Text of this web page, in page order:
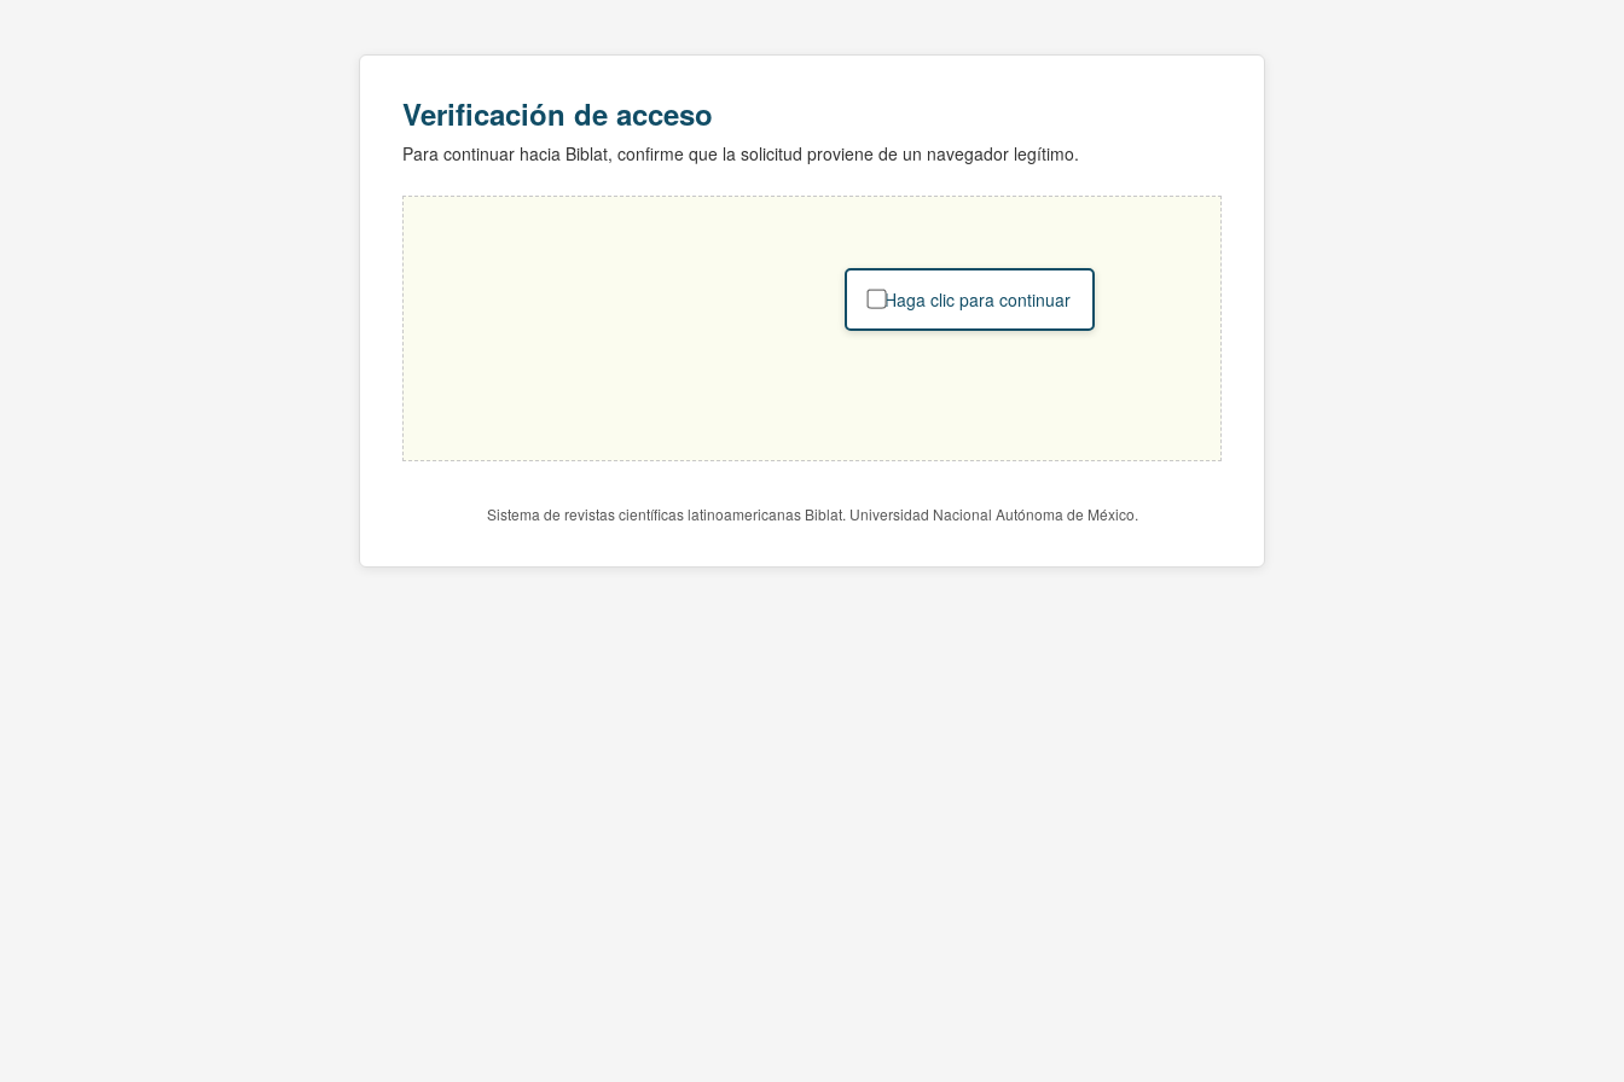
Verificación de acceso
Para continuar hacia Biblat, confirme que la solicitud proviene de un navegador legítimo.
Haga clic para continuar
Sistema de revistas científicas latinoamericanas Biblat. Universidad Nacional Autónoma de México.